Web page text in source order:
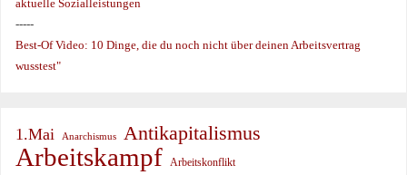
aktuelle Sozialleistungen
-----
Best-Of Video: 10 Dinge, die du noch nicht über deinen Arbeitsvertrag
wusstest"
1.Mai Anarchismus Antikapitalismus
Arbeitskampf Arbeitskonflikt